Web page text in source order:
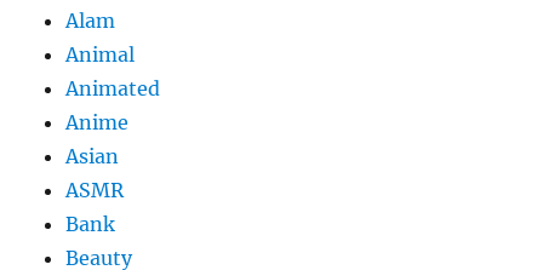
Alam
Animal
Animated
Anime
Asian
ASMR
Bank
Beauty